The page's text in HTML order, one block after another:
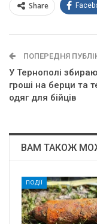
Share
ПОПЕРЕДНЯ
У Тернополі
гроші на берци та
одяг для бійців
ВАМ ТАКОЖ
ПОДІЇ